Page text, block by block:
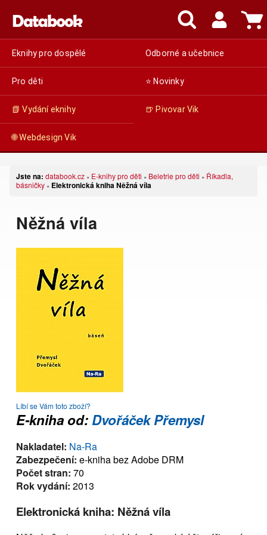
Eknihy pro dospělé Odborné a učebnice
Pro děti ⭐ Novinky
📗 Vydání eknihy 🍺 Pivovar Vik
🌐 Webdesign Vik
Jste na: databook.cz » E-knihy pro děti » Beletrie pro děti » Říkadla,
básničky » Elektronická kniha Něžná víla
Něžná víla
Líbí se Vám toto zboží?
E-kniha od: Dvořáček Přemysl
Nakladatel: Na-Ra
Zabezpečení: e-kniha bez Adobe DRM
Počet stran: 70
Rok vydání: 2013
Elektronická kniha: Něžná víla